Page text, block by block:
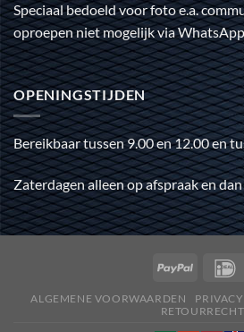
Speciaal bedoeld voor foto e.a.
oproepen niet mogelijk via
OPENINGSTIJDEN
Bereikbaar tussen 9.00 en 12.00 en
Zaterdagen alleen op afspraak en
ALGEMENE VOORWAARDEN
RETOURRECHT